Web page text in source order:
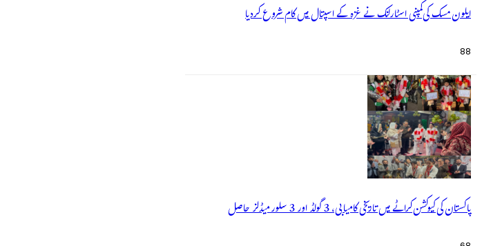
ایلون مسک کی کمپنی اسٹارلنک نے غزہ کے اسپتال میں کام شروع کردیا
88
پاکستان کی کیوکشن کراٹے میں تاریخی کامیابی، 3 گولڈ اور 3 سلور میڈلز حاصل